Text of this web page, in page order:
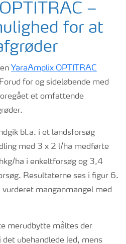
–
for at
YaraAmplix OPTITRAC
for og sideløbende med
et omfattende
bl.a. i et landsforsøg
med 3 x 2 l/ha medførte
ha i enkeltforsøg og 3,4
Resultaterne ses i figur 6.
vurderet manganmangel med
merudbytte måltes der
ubehandlede led, mens